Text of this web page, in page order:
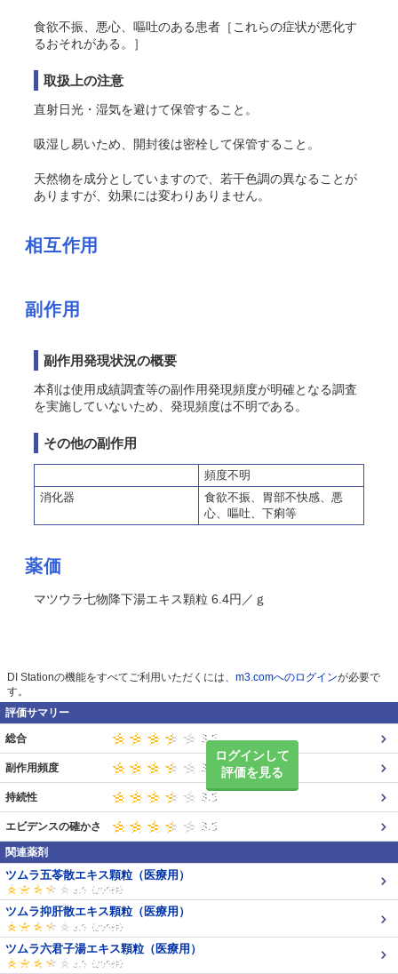
食欲不振、悪心、嘔吐のある患者［これらの症状が悪化す
るおそれがある。］
取扱上の注意
直射日光・湿気を避けて保管すること。
吸湿し易いため、開封後は密栓して保管すること。
天然物を成分としていますので、若干色調の異なることが
ありますが、効果には変わりありません。
相互作用
副作用
副作用発現状況の概要
本剤は使用成績調査等の副作用発現頻度が明確となる調査
を実施していないため、発現頻度は不明である。
その他の副作用
頻度不明
消化器
食欲不振、胃部不快感、悪
心、嘔吐、下痢等
薬価
マツウラ七物降下湯エキス顆粒 6.4円／ｇ
DI Stationの機能をすべてご利用いただくには、 m3.comへのログインが必要で
す。
評価サマリー
ログインして
評価を見る
総合
副作用頻度
持続性
エビデンスの確かさ
関連薬剤
ツムラ五苓散エキス顆粒（医療用）
ツムラ抑肝散エキス顆粒（医療用）
ツムラ六君子湯エキス顆粒（医療用）